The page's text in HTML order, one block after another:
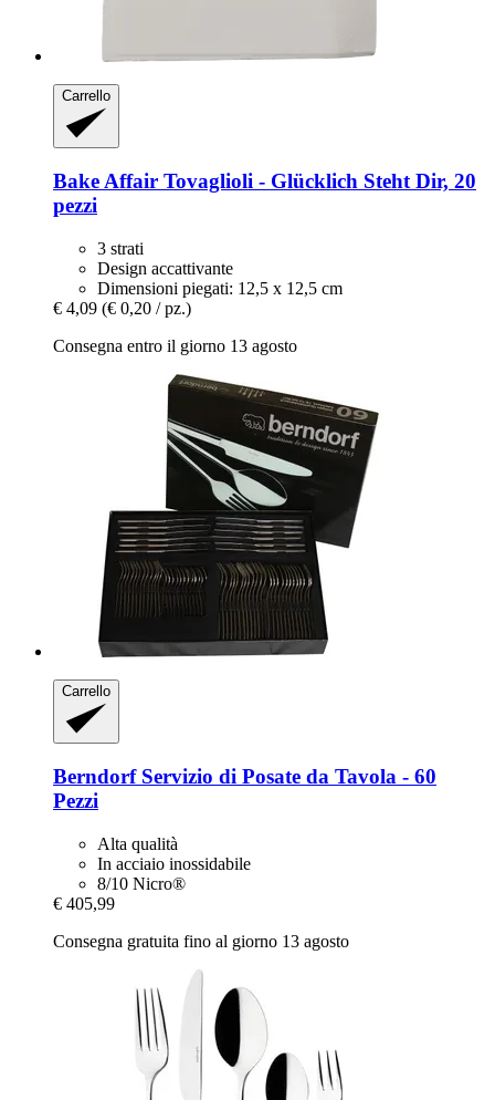
Carrello
Bake Affair Tovaglioli -​ Glücklich Steht Dir, 20
pezzi
3 strati
Design accattivante
Dimensioni piegati: 12,5 x 12,5 cm
€ 4,09 (€ 0,20 / pz.)
Consegna entro il giorno 13 agosto
Carrello
BerndorfServizio di Posate da Tavola -​ 60
Pezzi
Alta qualità
In acciaio inossidabile
8/10 Nicro®
€ 405,99
Consegna gratuita fino al giorno 13 agosto